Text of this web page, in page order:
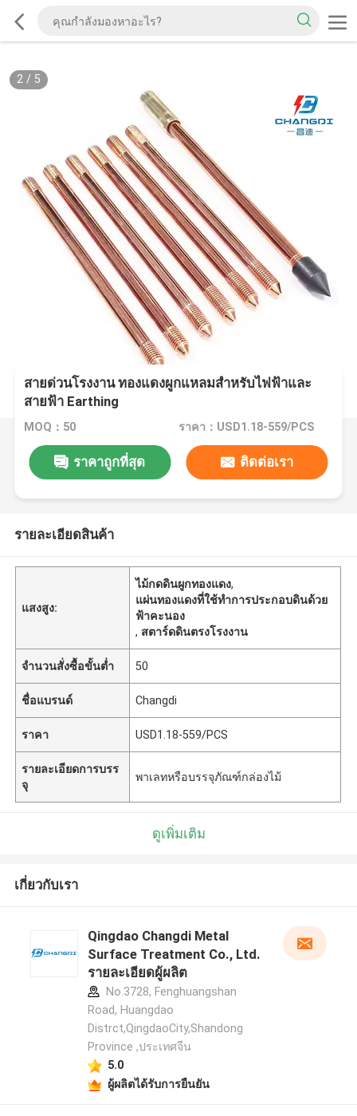
2/ 5
สายด่วนโรงงาน ทองแดงผูกแหลมสําหรับไฟฟ้าและ
สายฟ้า Earthing
MOQ：50 ราคา：USD1.18-559/PCS
ราคาถูกที่สุด ติดต่อเรา
รายละเอียดสินค้า
แสงสูง:
ไม้กดดินผูกทองแดง,
แผ่นทองแดงที่ใช้ทําการประกอบดินด้วย
ฟ้าคะนอง
, สตาร์ดดินตรงโรงงาน
จำนวนสั่งซื้อขั้นต่ำ 50
ชื่อแบรนด์ Changdi
ราคา USD1.18-559/PCS
รายละเอียดการบรร
จุ
พาเลทหรือบรรจุภัณฑ์กล่องไม้
ดูเพิ่มเติม
เกี่ยวกับเรา
Qingdao Changdi Metal
Surface Treatment Co., Ltd.
รายละเอียดผู้ผลิต
No.3728, Fenghuangshan
Road, Huangdao
Distrct,QingdaoCity,Shandong
Province ,ประเทศจีน
5.0
ผู้ผลิตได้รับการยืนยัน